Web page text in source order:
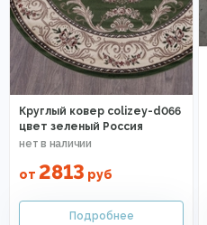
Круглый ковер colizey-d066
цвет зеленый Россия
от 2813 руб